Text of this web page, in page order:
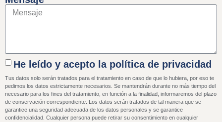
He leído y acepto la política de privacidad
Tus datos solo serán tratados para el tratamiento en caso de que lo hubiera, por eso te
pedimos los datos estrictamente necesarios. Se mantendrán durante no más tiempo del
necesario para los fines del tratamiento, en función a la finalidad, informaremos del plazo
de conservación correspondiente. Los datos serán tratados de tal manera que se
garantice una seguridad adecuada de los datos personales y se garantice
confidencialidad. Cualquier persona puede retirar su consentimiento en cualquier